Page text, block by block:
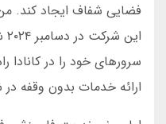
فضایی شفاف ایجاد کند.
سرورهای خود را در کانادا
ارائه خدمات بدون وقفه